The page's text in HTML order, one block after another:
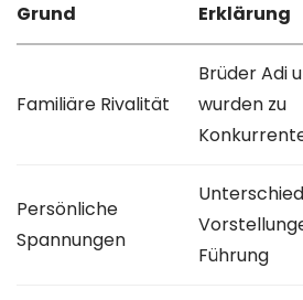
Grund Erklärung
Familiäre Rivalität
Brüder Adi
wurden zu
Persönliche
Spannungen
Führung